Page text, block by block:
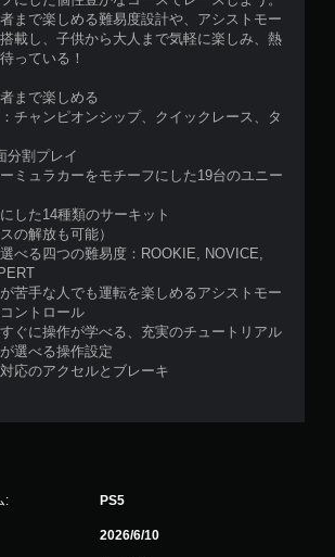
まで楽しめる難易度設計や、アシストモー
載し、子供から大人まで気軽に楽しみ、熱
っている！
まで楽しめる
チャンピオンシップ、クイックレース、タ
分割プレイ
ミュラカーをモチーフにした19台のユニー
した14種類のサーキット​
の解放も可能）​
べる四つの難易度：ROOKIE, NOVICE,
苦手な人でも運転を楽しめるアシストモー
ントロール
ぐに操作が学べる、充実のチュートリアル​
選べる操作設定
応のアクセルとブレーキ
: PS5
2026/6/10